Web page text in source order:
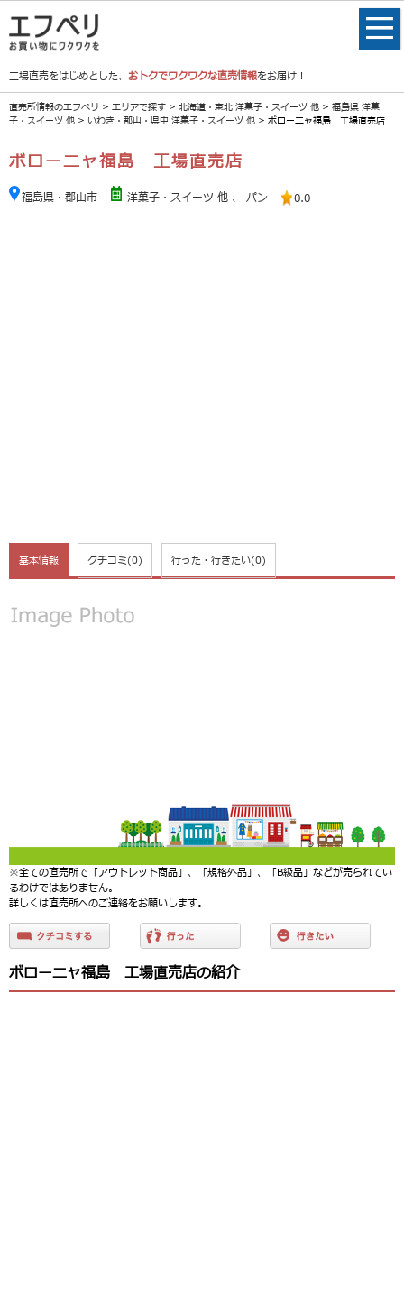
工場直売をはじめとした、 おトクでワクワクな直売情報をお届け！
直売所情報のエフペリ > エリアで探す > 北海道・東北 洋菓子・スイーツ 他 > 福島県 洋菓
子・スイーツ 他 > いわき・郡山・県中 洋菓子・スイーツ 他 > ボローニャ福島 工場直売店
ボローニャ福島 工場直売店
福島県・郡山市 洋菓子・スイーツ 他 、 パン 0.0
基本情報 クチコミ(0) 行った・行きたい(0)
※全ての直売所で「アウトレット商品」、「規格外品」、「B級品」などが売られてい
るわけではありません。
詳しくは直売所へのご連絡をお願いします。
ボローニャ福島 工場直売店の紹介